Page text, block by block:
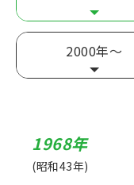
2000年～
1968年
(昭和43年)